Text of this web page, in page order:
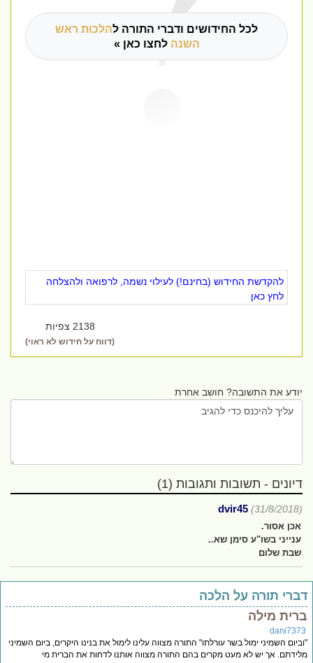
לכל החידושים ודברי התורה להלכות ראש
השנהלחצו כאן »
להקדשת החידוש (בחינם!) לעילוי נשמה, לרפואה ולהצלחה
לחץ כאן
2138 צפיות
(דווח על חידוש לא ראוי)
יודע את התשובה? חושב אחרת
דיונים - תשובות ותגובות (1)
dvir45 (31/8/2018)
אכן אסור.
ענייני בשו"ע סימן שא..
שבת שלום
תורה על הלכה
מילה
השמיני ימול בשר עורלתו" התורה מצווה עלינו לימול את בנינו היקרים, ביום השמיני
אך יש לא מעט מקרים בהם התורה מצווה אותנו לדחות את הברית מי